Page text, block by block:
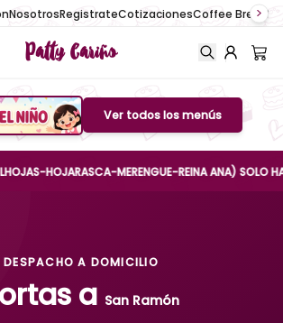
NosotrosRegistrateCotizacionesCoffee Break
Patty Cariño
Boton de menu
Ver todos los menús
HOJARASCA-MERENGUE-REINA ANA) SOLO HASTA
DESPACHO A DOMICILIO
a San Ramón